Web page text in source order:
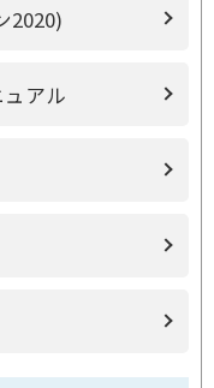
2020)
アル